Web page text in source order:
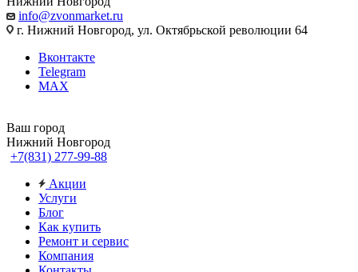
info@zvonmarket.ru
г. Нижний Новгород, ул. Октябрьской революции 64
Вконтакте
Telegram
MAX
Ваш город
Нижний Новгород
+7(831) 277-99-88
Акции
Услуги
Блог
Как купить
Ремонт и сервис
Компания